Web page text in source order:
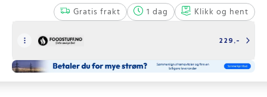
Gratis frakt 1 dag Klikk og hent
229,-